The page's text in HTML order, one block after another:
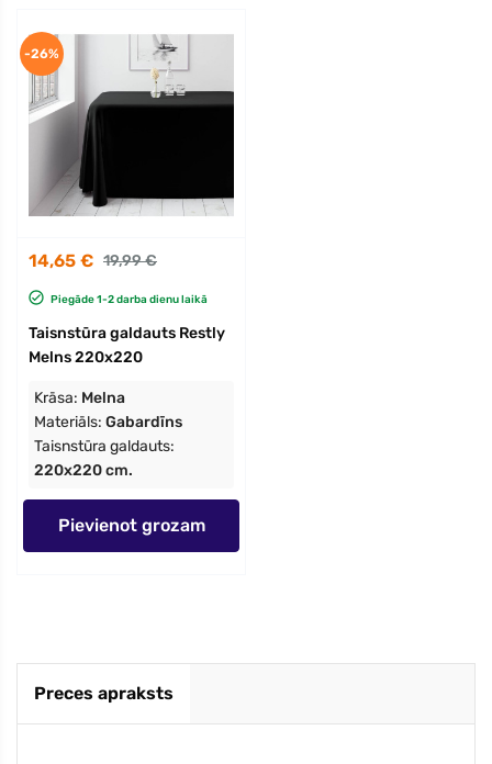
14,65 € 19,99 €
Piegāde 1-2 darba dienu laikā
Taisnstūra galdauts Restly
Melns 220x220
Krāsa: Melna
Materiāls: Gabardīns
Taisnstūra galdauts:
220x220 cm.
Pievienot grozam
-26%
Preces apraksts